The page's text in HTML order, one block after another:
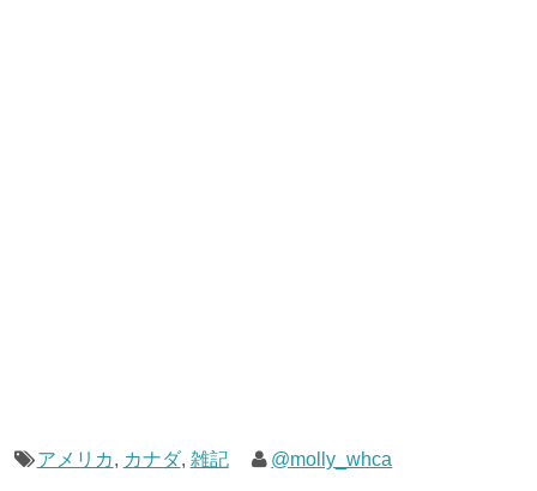
アメリカ, カナダ, 雑記 @molly_whca